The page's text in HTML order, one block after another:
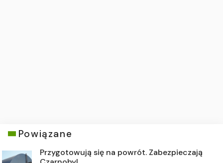
Powiązane
Przygotowują się na powrót. Zabezpieczają